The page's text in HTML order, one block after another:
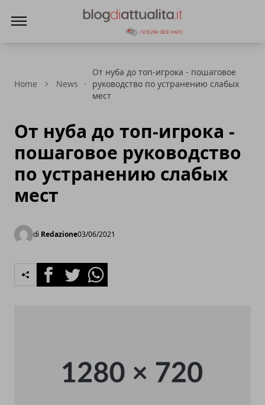
Home News
От нуба до топ-игрока - пошаговое
руководство по устранению слабых
мест
От нуба до топ-игрока -
пошаговое руководство
по устранению слабых
мест
di Redazione03/06/2021
FacebookTwitterWhatsapp